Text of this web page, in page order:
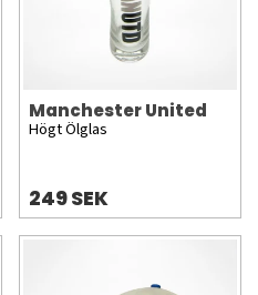
Manchester United
Högt Ölglas
249 SEK